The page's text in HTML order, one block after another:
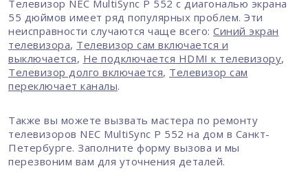
Телевизор NEC MultiSync P 552 с диагональю экрана
55 дюймов имеет ряд популярных проблем. Эти
неисправности случаются чаще всего: Синий экран
телевизора, Телевизор сам включается и
выключается, Не подключается HDMI к телевизору,
Телевизор долго включается, Телевизор сам
переключает каналы.
Также вы можете вызвать мастера по ремонту
телевизоров NEC MultiSync P 552 на дом в Санкт-
Петербурге. Заполните форму вызова и мы
перезвоним вам для уточнения деталей.